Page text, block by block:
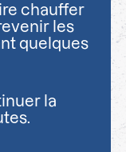
chauffer
les
quelques
la